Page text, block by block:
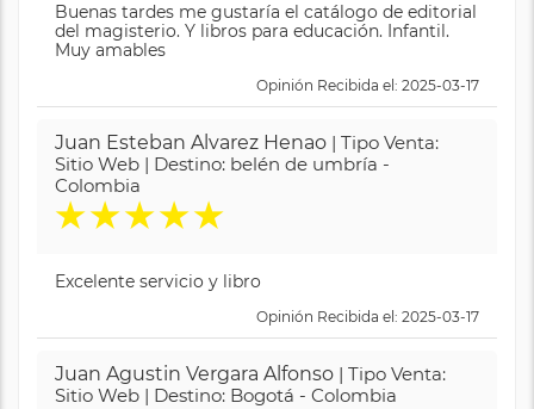
Buenas tardes me gustaría el catálogo de editorial
del magisterio. Y libros para educación. Infantil.
Muy amables
Opinión Recibida el: 2025-03-17
Juan Esteban Alvarez Henao | Tipo Venta:
Sitio Web | Destino: belén de umbría -
Colombia
★★★★★
Excelente servicio y libro
Opinión Recibida el: 2025-03-17
Juan Agustin Vergara Alfonso | Tipo Venta:
Sitio Web | Destino: Bogotá - Colombia